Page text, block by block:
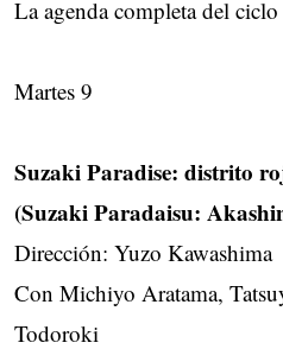
La agenda completa del
Martes 9
Suzaki Paradise: distrito
(Suzaki Paradaisu:
Dirección: Yuzo Kawashima
Con Michiyo Aratama,
Todoroki